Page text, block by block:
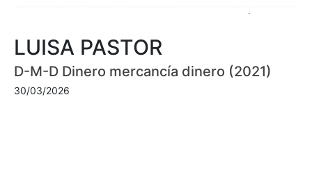
LUISA PASTOR
D-M-D Dinero mercancía dinero (2021)
30/03/2026